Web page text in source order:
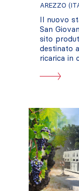
AREZZO
Il nuovo
San
sito
destinato
ricarica in